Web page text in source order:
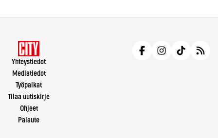
Yhteystiedot
Mediatiedot
Työpaikat
Tilaa uutiskirje
Ohjeet
Palaute